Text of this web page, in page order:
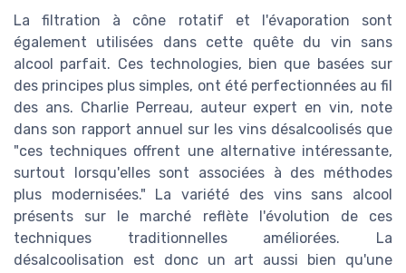
La filtration à cône rotatif et l'évaporation sont
également utilisées dans cette quête du vin sans
alcool parfait. Ces technologies, bien que basées sur
des principes plus simples, ont été perfectionnées au fil
des ans. Charlie Perreau, auteur expert en vin, note
dans son rapport annuel sur les vins désalcoolisés que
"ces techniques offrent une alternative intéressante,
surtout lorsqu'elles sont associées à des méthodes
plus modernisées." La variété des vins sans alcool
présents sur le marché reflète l'évolution de ces
techniques traditionnelles améliorées. La
désalcoolisation est donc un art aussi bien qu'une